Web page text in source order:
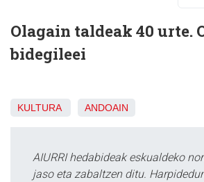
Olagain taldeak 40 urte.
bidegileei
KULTURA ANDOAIN
AIURRI hedabideak eskualdeko
jaso eta zabaltzen ditu.